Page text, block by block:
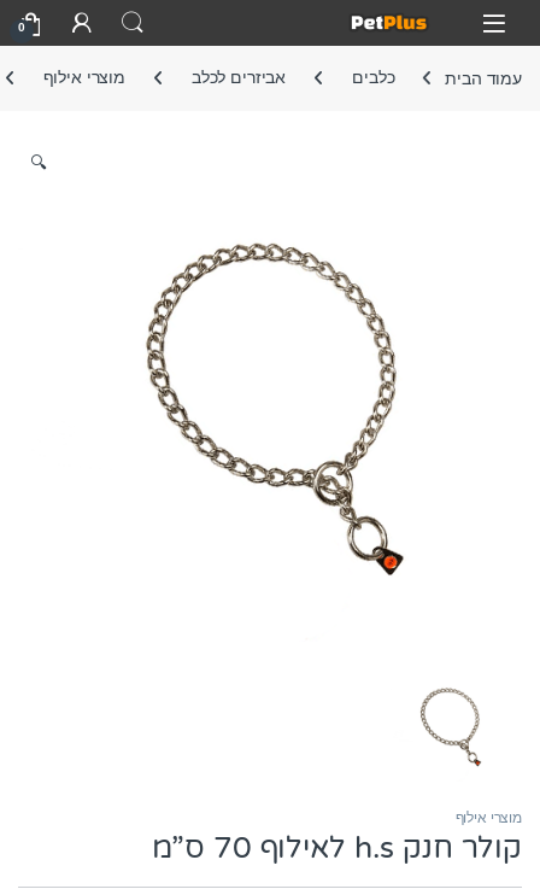
Skip to navigation
Skip to content
Open
0
עמוד הבית כלבים אביזרים לכלב מוצרי אילוף
🔍
מוצרי אילוף
קולר חנק h.s לאילוף 70 ס”מ